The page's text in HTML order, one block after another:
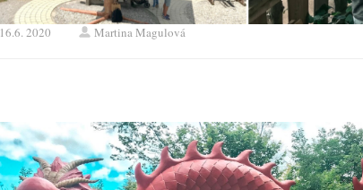
16.6. 2020 Martina Magulová